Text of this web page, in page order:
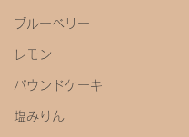
ブルーベリー
レモン
パウンドケーキ
塩みりん